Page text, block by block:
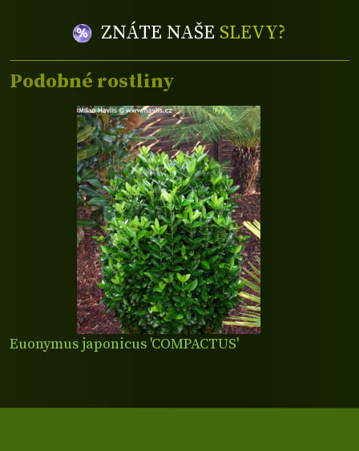
ZNÁTE NAŠE SLEVY?
Podobné rostliny
Euonymus japonicus 'COMPACTUS'